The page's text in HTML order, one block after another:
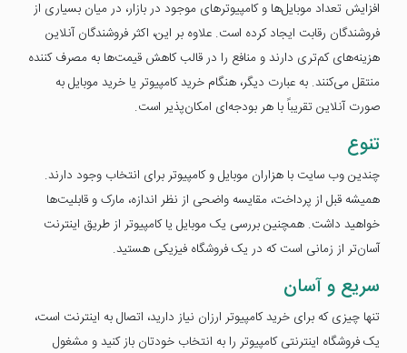
افزایش تعداد موبایل‌ها و کامپیوترهای موجود در بازار، در میان بسیاری از
فروشندگان رقابت ایجاد کرده است. علاوه بر این، اکثر فروشندگان آنلاین
هزینه‌های کم‌تری دارند و منافع را در قالب کاهش قیمت‌ها به مصرف کننده
منتقل می‌کنند. به عبارت دیگر، هنگام خرید کامپیوتر یا خرید موبایل به
صورت آنلاین تقریباً با هر بودجه‌ای امکان‌پذیر است.
تنوع
چندین وب سایت با هزاران موبایل و کامپیوتر برای انتخاب وجود دارند.
همیشه قبل از پرداخت، مقایسه واضحی از نظر اندازه، مارک و قابلیت‌ها
خواهید داشت. همچنین بررسی یک موبایل یا کامپیوتر از طریق اینترنت
آسان‌تر از زمانی است که در یک فروشگاه فیزیکی هستید.
سریع و آسان
تنها چیزی که برای خرید کامپیوتر ارزان نیاز دارید، اتصال به اینترنت است،
یک فروشگاه اینترنتی کامپیوتر را به انتخاب خودتان باز کنید و مشغول